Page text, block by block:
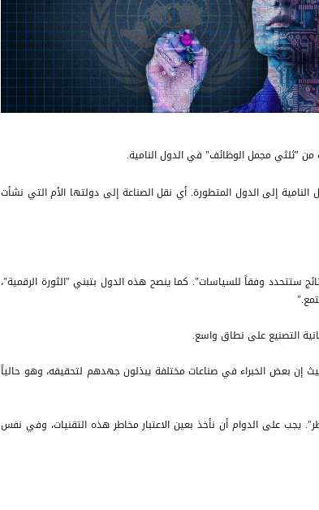
من "ثلثي مجمل الوظائف" في الدول النامية.
النامية إلى الدول المتطورة. أي نقل الصناعة إلى دولتها الأم التي نشأت
ستتحدد وفقاً للسياسات". كما ينصح هذه الدول بتبني "الثورة الرقمية"،
التصنيع على نطاق واسع.
بعض الخبراء في صناعات مختلفة يبذلون جهدهم لتحقيقه، وهو حالياً
يجب على الدوام أن نأخذ بعين الاعتبار مخاطر هذه التقنيات، وفي نفس